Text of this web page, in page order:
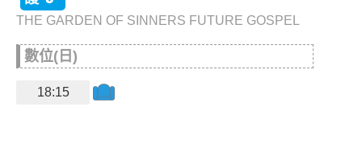
THE GARDEN OF SINNERS FUTURE GOSPEL
數位(日)
18:15